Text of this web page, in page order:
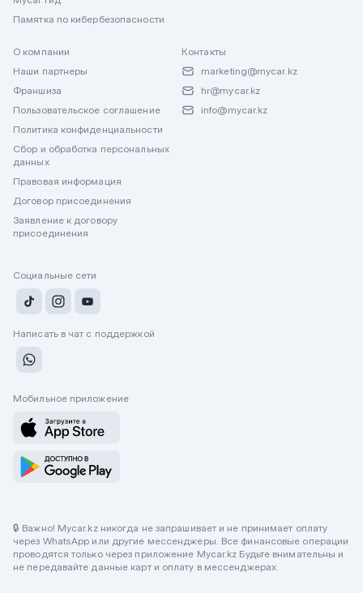
Памятка по кибербезопасности
О компании
Наши партнеры
Франшиза
Пользовательское соглашение
Политика конфиденциальности
Сбор и обработка персональных
данных
Правовая информация
Договор присоединения
Заявление к договору
присоединения
Контакты
marketing@mycar.kz
hr@mycar.kz
info@mycar.kz
Социальные сети
Написать в чат с поддержкой
Мобильное приложение
🔒 Важно! Mycar.kz никогда не запрашивает и не принимает оплату
через WhatsApp или другие мессенджеры. Все финансовые операции
проводятся только через приложение Mycar.kz Будьте внимательны и
не передавайте данные карт и оплату в мессенджерах.